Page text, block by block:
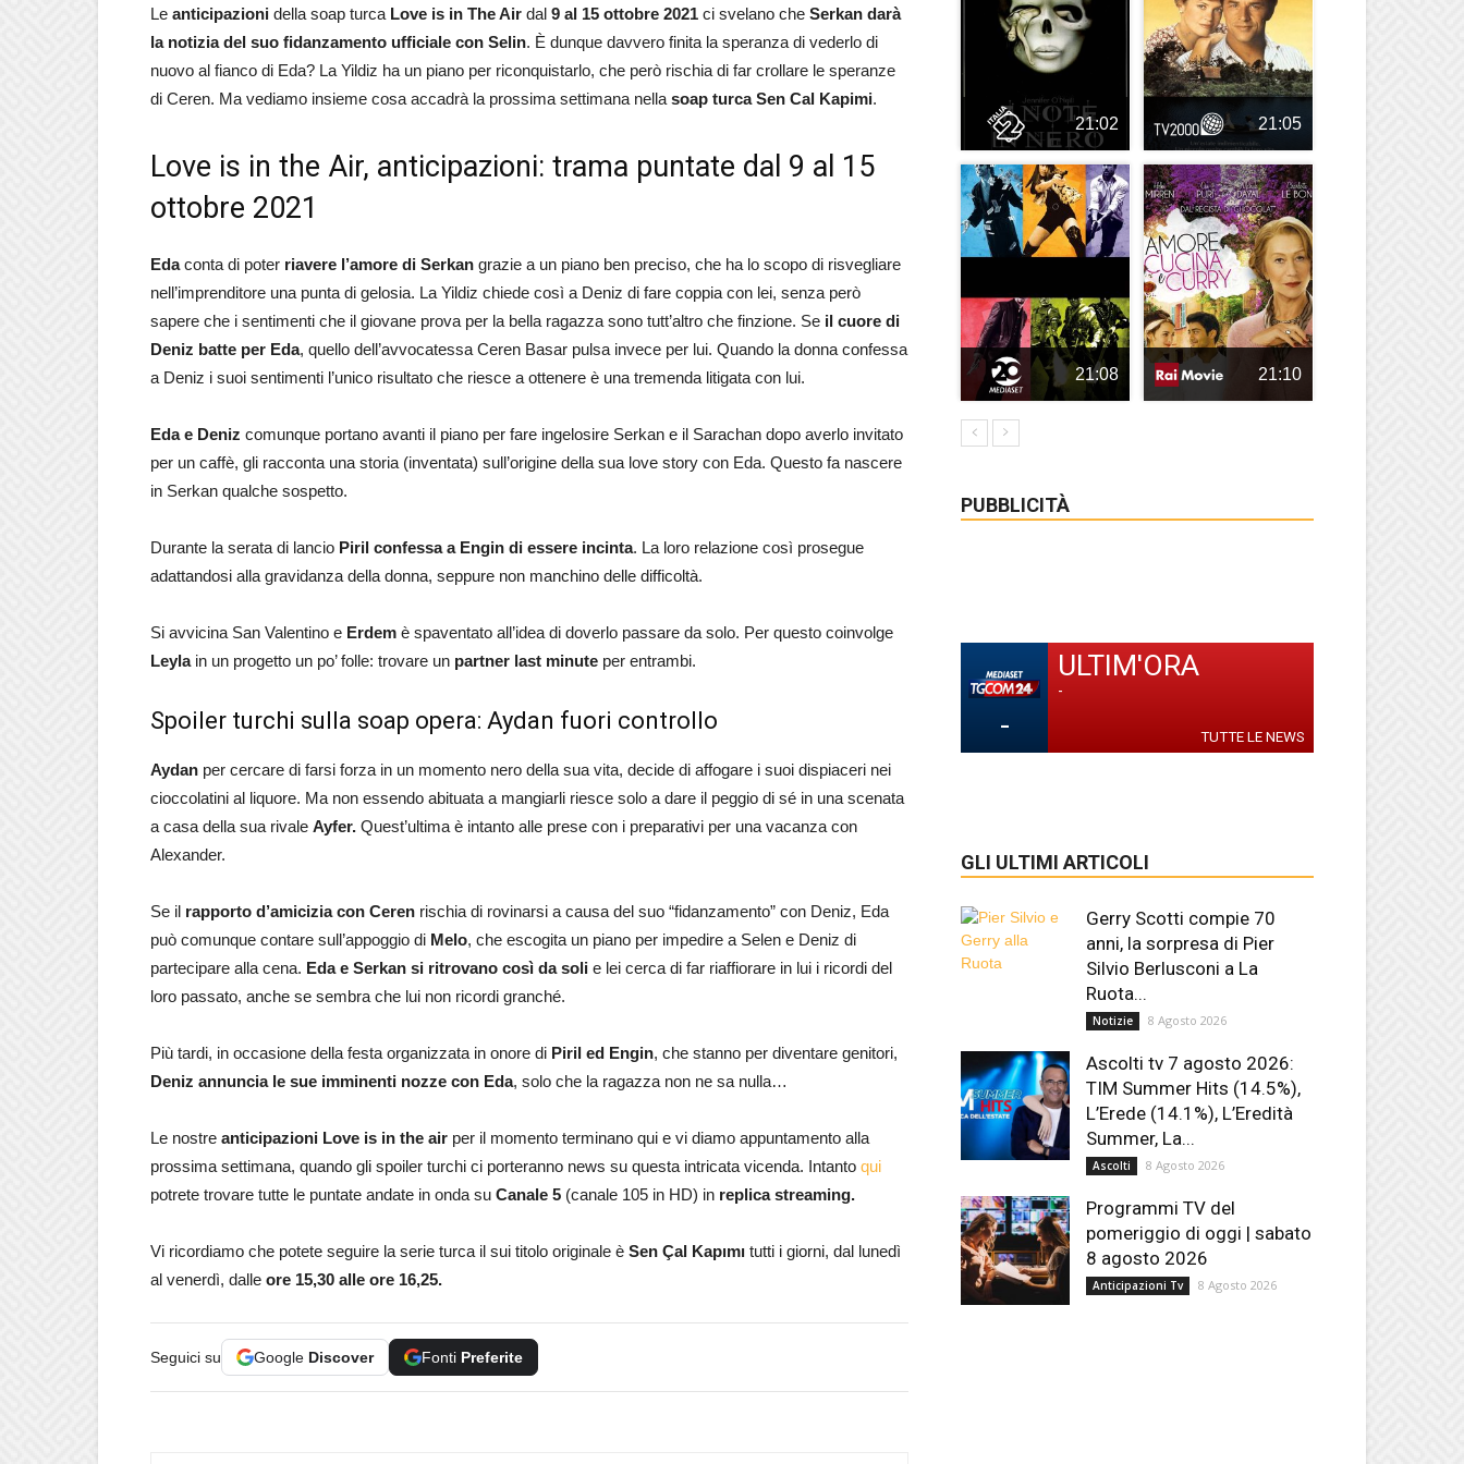
Le anticipazioni della soap turca Love is in The Air dal 9 al 15 ottobre 2021 ci svelano che Serkan darà
la notizia del suo fidanzamento ufficiale con Selin. È dunque davvero finita la speranza di vederlo di
nuovo al fianco di Eda? La Yildiz ha un piano per riconquistarlo, che però rischia di far crollare le speranze
di Ceren. Ma vediamo insieme cosa accadrà la prossima settimana nella soap turca Sen Cal Kapimi.
Love is in the Air, anticipazioni: trama puntate dal 9 al 15
ottobre 2021
Edaconta di poter riavere l’amore di Serkan grazie a un piano ben preciso, che ha lo scopo di risvegliare
nell’imprenditore una punta di gelosia. La Yildiz chiede così a Deniz di fare coppia con lei, senza però
sapere che i sentimenti che il giovane prova per la bella ragazza sono tutt’altro che finzione. Se il cuore di
Deniz batte per Eda, quello dell’avvocatessa Ceren Basar pulsa invece per lui. Quando la donna confessa
a Deniz i suoi sentimenti l’unico risultato che riesce a ottenere è una tremenda litigata con lui.
Eda e Deniz comunque portano avanti il piano per fare ingelosire Serkan e il Sarachan dopo averlo invitato
per un caffè, gli racconta una storia (inventata) sull’origine della sua love story con Eda. Questo fa nascere
in Serkan qualche sospetto.
Durante la serata di lancio Piril confessa a Engin di essere incinta. La loro relazione così prosegue
adattandosi alla gravidanza della donna, seppure non manchino delle difficoltà.
Si avvicina San Valentino e Erdem è spaventato all’idea di doverlo passare da solo. Per questo coinvolge
Leylain un progetto un po’ folle: trovare un partner last minute per entrambi.
Spoiler turchi sulla soap opera: Aydan fuori controllo
Aydan per cercare di farsi forza in un momento nero della sua vita, decide di affogare i suoi dispiaceri nei
cioccolatini al liquore. Ma non essendo abituata a mangiarli riesce solo a dare il peggio di sé in una scenata
a casa della sua rivale Ayfer. Quest’ultima è intanto alle prese con i preparativi per una vacanza con
Alexander.
Se il rapporto d’amicizia con Ceren rischia di rovinarsi a causa del suo “fidanzamento” con Deniz, Eda
può comunque contare sull’appoggio di Melo, che escogita un piano per impedire a Selen e Deniz di
partecipare alla cena. Eda e Serkan si ritrovano così da soli e lei cerca di far riaffiorare in lui i ricordi del
loro passato, anche se sembra che lui non ricordi granché.
Più tardi, in occasione della festa organizzata in onore di Piril ed Engin, che stanno per diventare genitori,
Deniz annuncia le sue imminenti nozze con Eda, solo che la ragazza non ne sa nulla…
Le nostre anticipazioni Love is in the air per il momento terminano qui e vi diamo appuntamento alla
prossima settimana, quando gli spoiler turchi ci porteranno news su questa intricata vicenda. Intanto qui
potrete trovare tutte le puntate andate in onda su Canale 5 (canale 105 in HD) in replica streaming.
Vi ricordiamo che potete seguire la serie turca il sui titolo originale è Sen Çal Kapımı tutti i giorni, dal lunedì
al venerdì, dalle ore 15,30 alle ore 16,25.
Seguici su Google Discover Fonti Preferite
21:02 21:05
21:08 21:10
PUBBLICITÀ
-
ULTIM'ORA
-
TUTTE LE NEWS
GLI ULTIMI ARTICOLI
Gerry Scotti compie 70
anni, la sorpresa di Pier
Silvio Berlusconi a La
Ruota...
Notizie 8 Agosto 2026
Ascolti tv 7 agosto 2026:
TIM Summer Hits (14.5%),
L’Erede (14.1%), L’Eredità
Summer, La...
Ascolti 8 Agosto 2026
Programmi TV del
pomeriggio di oggi | sabato
8 agosto 2026
Anticipazioni Tv 8 Agosto 2026